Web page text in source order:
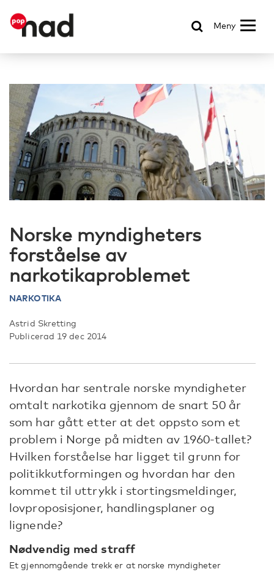
Meny
Norske myndigheters
forståelse av
narkotikaproblemet
NARKOTIKA
Astrid Skretting
Publicerad 19 dec 2014
Hvordan har sentrale norske myndigheter
omtalt narkotika gjennom de snart 50 år
som har gått etter at det oppsto som et
problem i Norge på midten av 1960-tallet?
Hvilken forståelse har ligget til grunn for
politikkutformingen og hvordan har den
kommet til uttrykk i stortingsmeldinger,
lovproposisjoner, handlingsplaner og
lignende?
Nødvendig med straff
Et gjennomgående trekk er at norske myndigheter